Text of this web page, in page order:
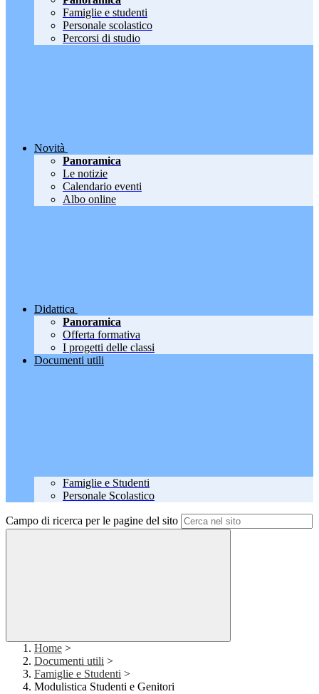
Famiglie e studenti
Personale scolastico
Percorsi di studio
Novità
Panoramica
Le notizie
Calendario eventi
Albo online
Didattica
Panoramica
Offerta formativa
I progetti delle classi
Documenti utili
Famiglie e Studenti
Personale Scolastico
Campo di ricerca per le pagine del sito
Home >
Documenti utili >
Famiglie e Studenti >
Modulistica Studenti e Genitori